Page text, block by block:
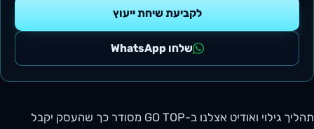
לקביעת שיחת ייעוץ
שלחו WhatsApp
תהליך גילוי ואודיט אצלנו ב-GO TOP מסודר כך שהעסק יקבל